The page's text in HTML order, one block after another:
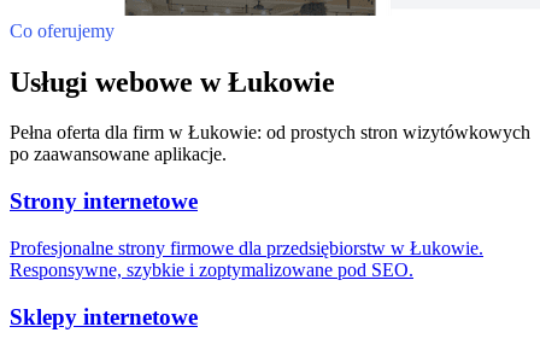
Co oferujemy
Usługi webowe w Łukowie
Pełna oferta dla firm w Łukowie: od prostych stron wizytówkowych
po zaawansowane aplikacje.
Strony internetowe
Profesjonalne strony firmowe dla przedsiębiorstw w Łukowie.
Responsywne, szybkie i zoptymalizowane pod SEO.
Sklepy internetowe